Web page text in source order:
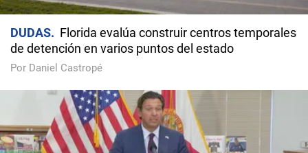
DUDAS
Florida evalúa construir centros temporales
de detención en varios puntos del estado
Por Daniel Castropé